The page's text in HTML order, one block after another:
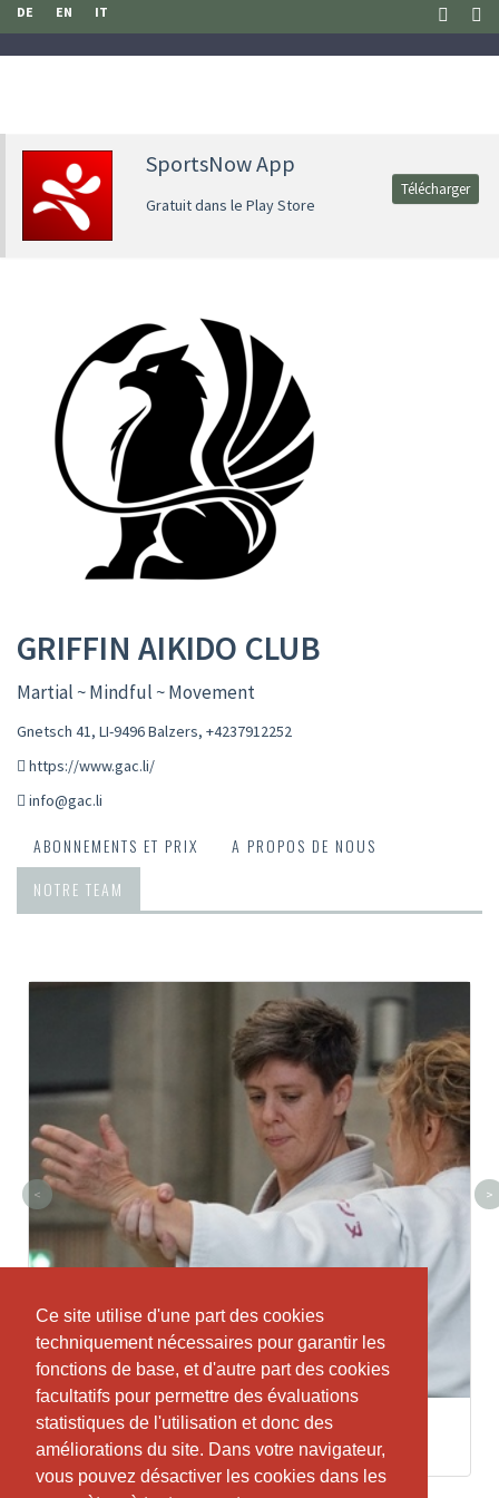
Ce site utilise d'une part des cookies
techniquement nécessaires pour garantir les
fonctions de base, et d'autre part des cookies
facultatifs pour permettre des évaluations
statistiques de l'utilisation et donc des
améliorations du site. Dans votre navigateur,
vous pouvez désactiver les cookies dans les
Ce site utilise d'une part des cookies
techniquement nécessaires pour garantir les
fonctions de base, et d'autre part des cookies
facultatifs pour permettre des évaluations
statistiques de l'utilisation et donc des
améliorations du site. Dans votre navigateur,
vous pouvez désactiver les cookies dans les
DE EN IT
SportsNow App
Gratuit dans le Play Store
Télécharger
GRIFFIN AIKIDO CLUB
Martial ~ Mindful ~ Movement
Gnetsch 41, LI-9496 Balzers, +4237912252
https://www.gac.li/
info@gac.li
ABONNEMENTS ET PRIX
A PROPOS DE NOUS
NOTRE TEAM
Sara Crawford
< >